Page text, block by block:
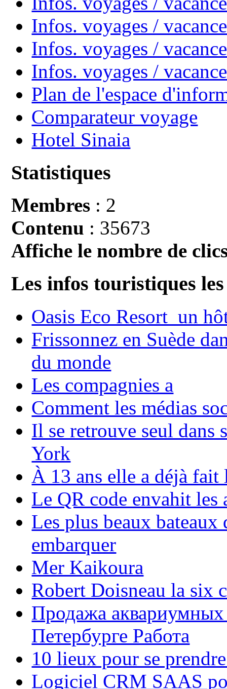
Infos. voyages /
Infos. voyages /
Infos. voyages /
Plan de l'espace
Comparateur voyage
Hotel Sinaia
Statistiques
Membres : 2
Contenu : 35673
Affiche le nombre de
Les infos touristiques
Oasis Eco Resort un
Frissonnez en Suède
du monde
Les compagnies a
Comment les médias
Il se retrouve seul dans
York
À 13 ans elle a déjà
Le QR code envahit les
Les plus beaux bateaux
embarquer
Mer Kaikoura
Robert Doisneau la six
Продажа аквариумных
Петербурге Работа
10 lieux pour se
Logiciel CRM SAAS